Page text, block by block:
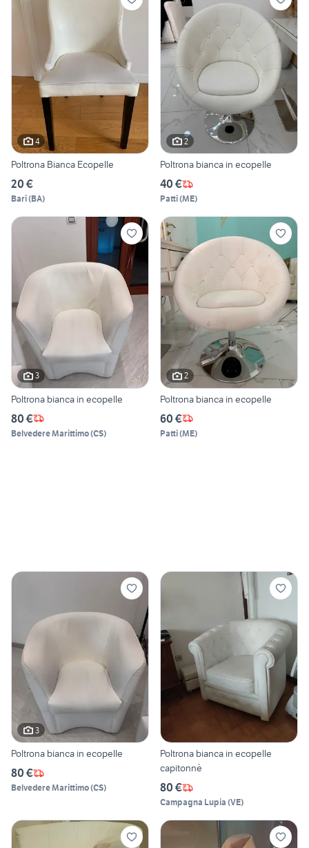
4
Poltrona Bianca Ecopelle
20 €
Bari(BA)
2
Poltrona bianca in ecopelle
40 €
Patti(ME)
3
Poltrona bianca in ecopelle
80 €
Belvedere Marittimo(CS)
2
Poltrona bianca in ecopelle
60 €
Patti(ME)
3
Poltrona bianca in ecopelle
80 €
Belvedere Marittimo(CS)
Poltrona bianca in ecopelle
capitonnè
80 €
Campagna Lupia (VE)